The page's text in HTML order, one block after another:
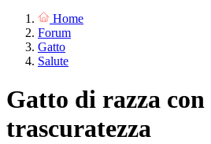
Home
Forum
Gatto
Salute
Gatto di razza con
trascuratezza